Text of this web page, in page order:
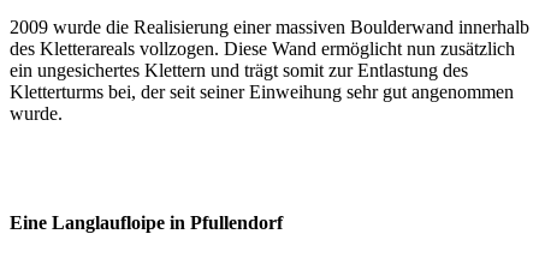
2009 wurde die Realisierung einer massiven Boulderwand innerhalb
des Kletterareals vollzogen. Diese Wand ermöglicht nun zusätzlich
ein ungesichertes Klettern und trägt somit zur Entlastung des
Kletterturms bei, der seit seiner Einweihung sehr gut angenommen
wurde.
Eine Langlaufloipe in Pfullendorf